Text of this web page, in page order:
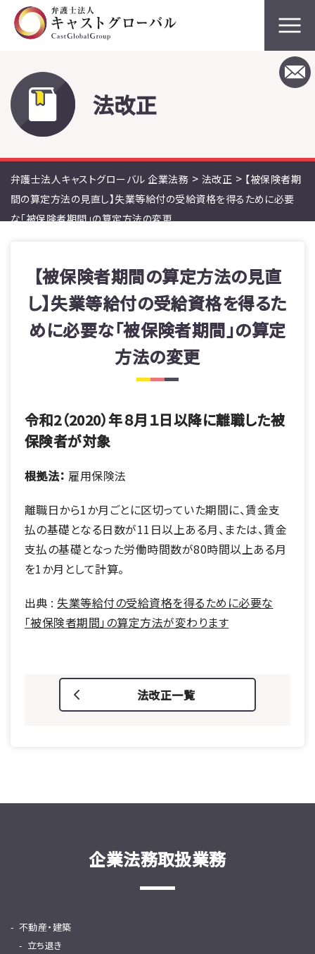
法改正
弁護士法人キャストグローバル 企業法務 > 法改正 > 【被保険者期
間の算定方法の見直し】失業等給付の受給資格を得るために必要
な「被保険者期間」の算定方法の変更
【被保険者期間の算定方法の見直
し】失業等給付の受給資格を得るた
めに必要な「被保険者期間」の算定
方法の変更
令和2（2020）年８月１日以降に離職した被
保険者が対象
根拠法： 雇用保険法
離職日から1か⽉ごとに区切っていた期間に、賃⾦⽀
払の基礎となる日数が11日以上ある月、または、賃⾦
⽀払の基礎となった労働時間数が80時間以上ある月
を1か月として計算。
出典 :失業等給付の受給資格を得るために必要な
「被保険者期間」の算定方法が変わります
法改正一覧
企業法務取扱業務
不動産・建築
立ち退き